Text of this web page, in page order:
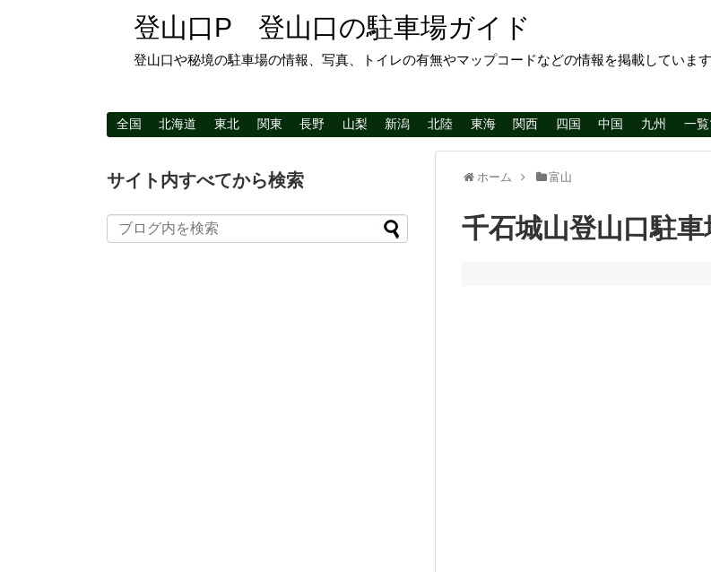
登山口P 登山口の駐車場ガイド
登山口や秘境の駐車場の情報、写真、トイレの有無やマップコードなどの情報を掲載しています
全国 北海道 東北 関東 長野 山梨 新潟 北陸 東海 関西 四国 中国 九州 一
ホーム 富山
千石城山登山口駐車
サイト内すべてから検索